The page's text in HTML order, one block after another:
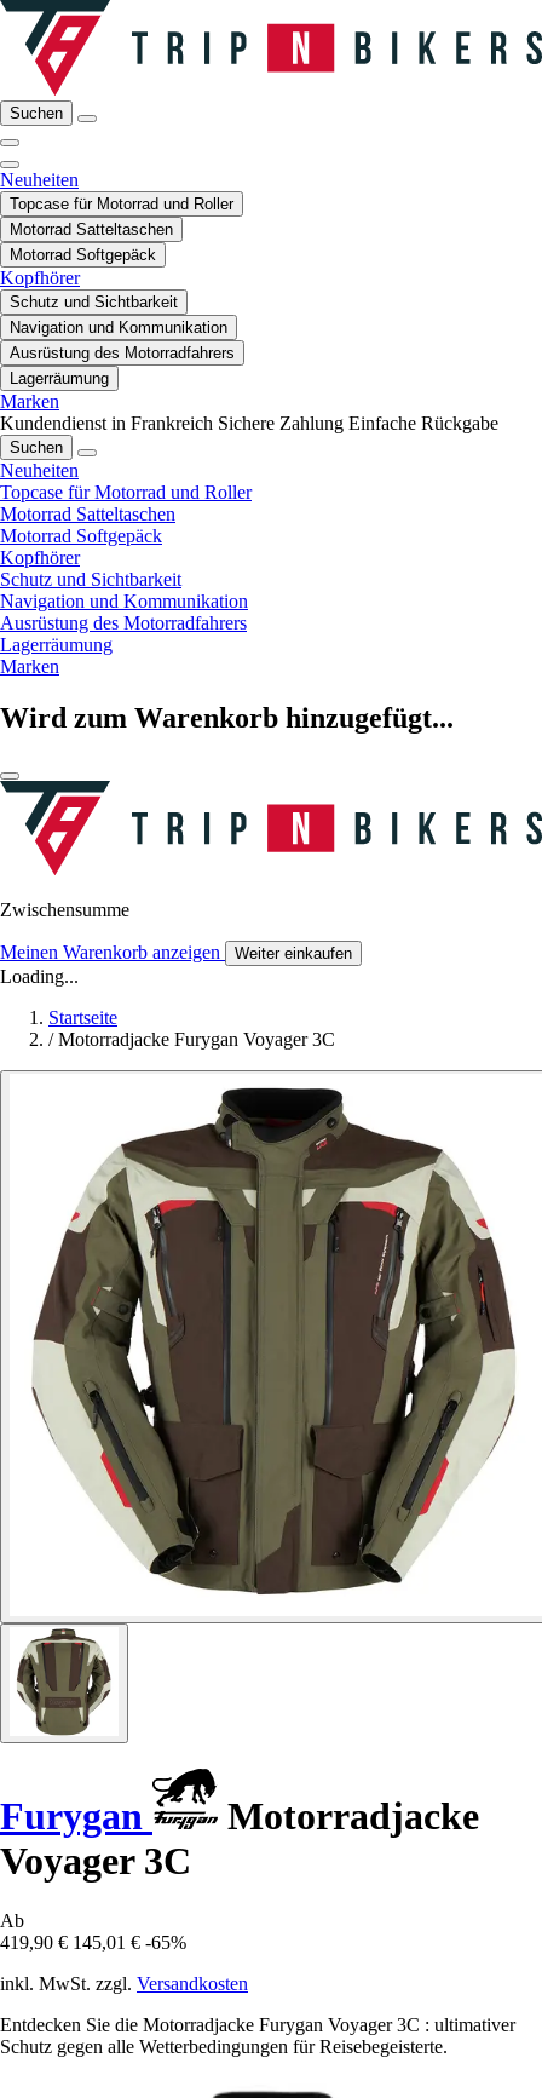
Suchen
Neuheiten
Topcase für Motorrad und Roller
Motorrad Satteltaschen
Motorrad Softgepäck
Kopfhörer
Schutz und Sichtbarkeit
Navigation und Kommunikation
Ausrüstung des Motorradfahrers
Lagerräumung
Marken
Kundendienst in Frankreich Sichere Zahlung Einfache Rückgabe
Suchen
Neuheiten
Topcase für Motorrad und Roller
Motorrad Satteltaschen
Motorrad Softgepäck
Kopfhörer
Schutz und Sichtbarkeit
Navigation und Kommunikation
Ausrüstung des Motorradfahrers
Lagerräumung
Marken
Wird zum Warenkorb hinzugefügt...
Zwischensumme
Meinen Warenkorb anzeigen Weiter einkaufen
Loading...
Startseite
/ Motorradjacke Furygan Voyager 3C
Furygan
Motorradjacke
Voyager 3C
Ab
419,90 € 145,01 € -65%
inkl. MwSt. zzgl. Versandkosten
Entdecken Sie die Motorradjacke Furygan Voyager 3C : ultimativer
Schutz gegen alle Wetterbedingungen für Reisebegeisterte.